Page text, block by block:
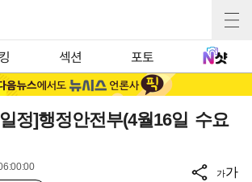
섹션 포토
정]행정안전부(4월16일 수요
가가